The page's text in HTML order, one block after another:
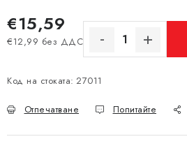
€15,59
€12,99 без ДДС
Измерване на цената:
Код на стоката: 27011
Отпечатване Попитайте